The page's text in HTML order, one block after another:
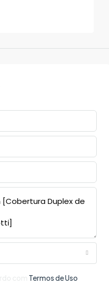
Termos de Uso